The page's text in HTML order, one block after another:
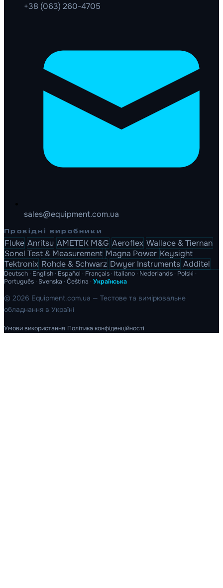
+38 (063) 260-4705
sales@equipment.com.ua
Провідні виробники
Fluke Anritsu AMETEK M&G Aeroflex Wallace & Tiernan
Sonel Test & Measurement Magna Power Keysight
Tektronix Rohde & Schwarz Dwyer Instruments Additel
Deutsch · English · Español · Français · Italiano · Nederlands · Polski ·
Português · Svenska · Čeština · Українська
© 2026 Equipment.com.ua — Тестове та вимірювальне
обладнання в Україні
Умови використання Політика конфіденційності